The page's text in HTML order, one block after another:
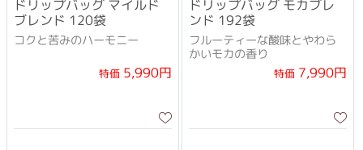
ドリップバッグ マイルド
ブレンド 120袋
コクと苦みのハーモニー
特価5,990円
ドリップバッグ モカブレ
ンド 192袋
フルーティーな酸味とやわら
かいモカの香り
特価7,990円